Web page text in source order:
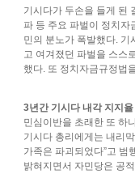
기시다가 두손을 들게 된
파 등 주요 파벌이 정치자
민의 분노가 폭발했다.
고 여겨졌던 파벌을 스스
했다. 또 정치자금규정법
3년간 기시다 내각 지지율
민심이반을 초래한 또 하
기시다 총리에게는 내리
가족은 파괴되었다”고 범
밝혀지면서 자민당은 공